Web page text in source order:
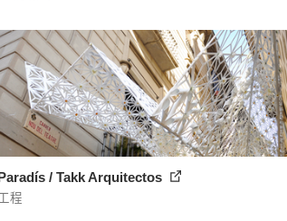
/ Takk Arquitectos
程